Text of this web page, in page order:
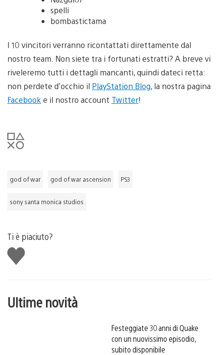
spelli
bombastictama
I 10 vincitori verranno ricontattati direttamente dal
nostro team. Non siete tra i fortunati estratti? A breve vi
riveleremo tutti i dettagli mancanti, quindi dateci retta:
non perdete d’occhio il PlayStation Blog, la nostra pagina
Facebook e il nostro account Twitter!
god of war god of war ascension PS3
sony santa monica studios
Ti è piaciuto?
Mi
piace
Ultime novità
Festeggiate 30 anni di Quake
con un nuovissimo episodio,
subito disponibile